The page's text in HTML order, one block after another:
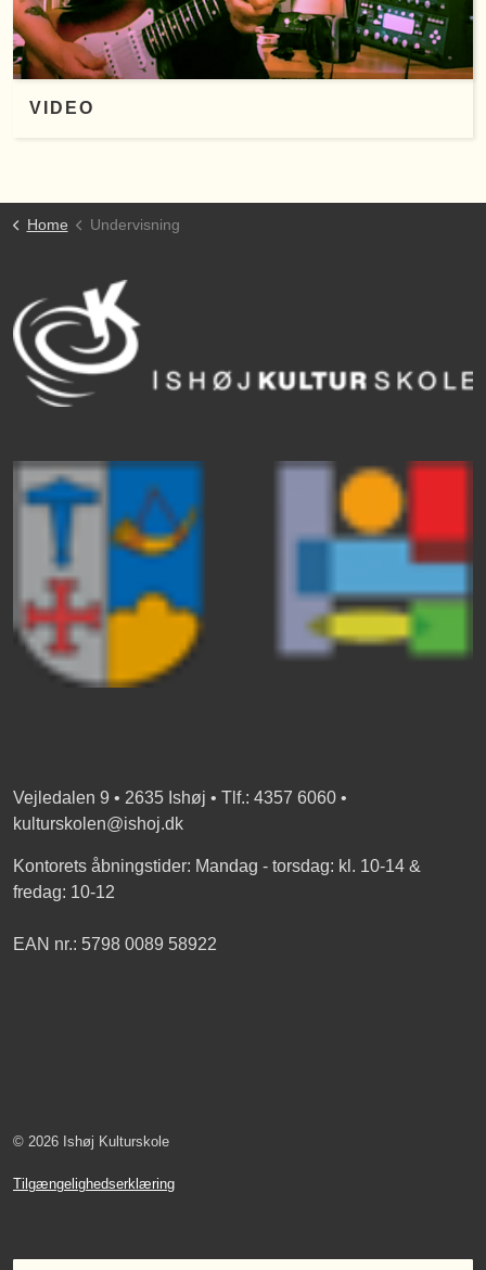
VIDEO
Home Undervisning
Vejledalen 9 • 2635 Ishøj • Tlf.: 4357 6060 •
kulturskolen@ishoj.dk
Kontorets åbningstider: Mandag - torsdag: kl. 10-14 &
fredag: 10-12
EAN nr.: 5798 0089 58922
© 2026 Ishøj Kulturskole
Tilgængelighedserklæring